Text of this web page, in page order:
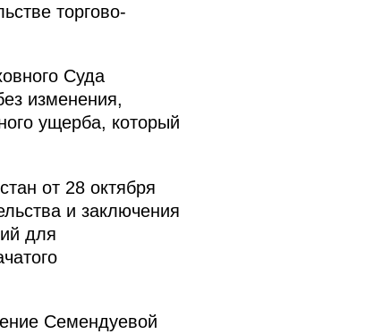
торгово-
Суда
изменения,
ущерба, который
от 28 октября
и заключения
для
Семендуевой